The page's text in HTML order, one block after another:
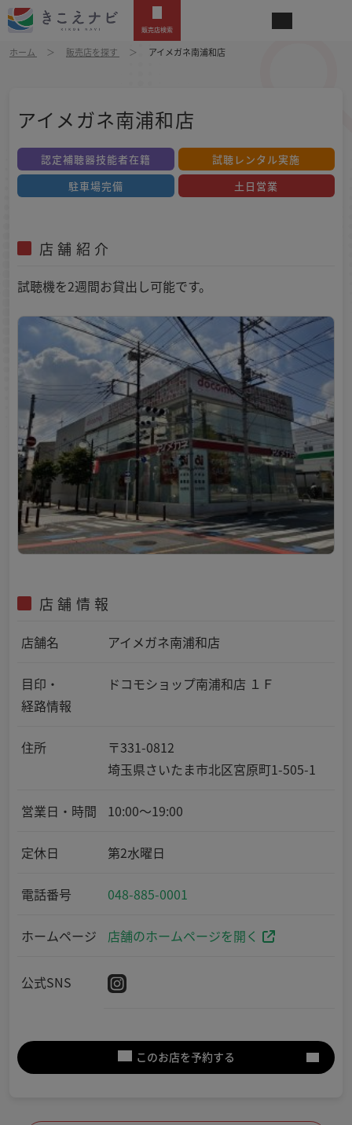
販売店検索
ホーム 販売店を探す アイメガネ南浦和店
アイメガネ南浦和店
認定補聴器技能者在籍
試聴レンタル実施
駐車場完備
土日営業
店舗紹介
試聴機を2週間お貸出し可能です。
店舗情報
店舗名 アイメガネ南浦和店
目印・
経路情報
ドコモショップ南浦和店 １Ｆ
住所
〒331-0812
埼玉県さいたま市北区宮原町1-505-1
営業日・時間 10:00～19:00
定休日 第2水曜日
電話番号 048-885-0001
ホームページ 店舗のホームページを開く
公式SNS
このお店を予約する